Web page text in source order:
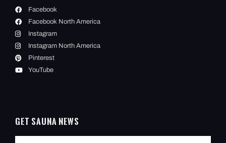
Facebook
Facebook North America
Instagram
Instagram North America
Pinterest
YouTube
Get Sauna News